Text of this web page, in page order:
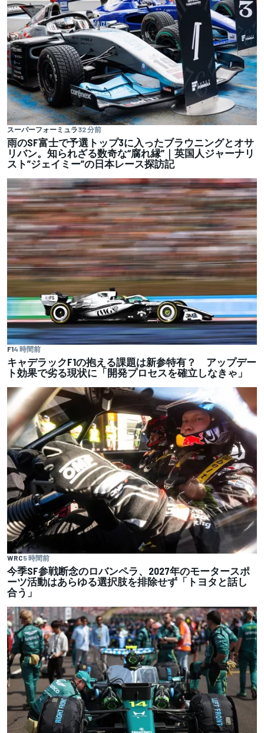
スーパーフォーミュラ32 分前
雨のSF富士で予選トップ3に入ったブラウニングとオサ
リバン。知られざる数奇な“腐れ縁”｜英国人ジャーナリ
スト”ジェイミー”の日本レース探訪記
F14 時間前
キャデラックF1の抱える課題は新参特有？ アップデー
ト効果で劣る現状に「開発プロセスを確立しなきゃ」
WRC5 時間前
今季SF参戦断念のロバンペラ、2027年のモータースポ
ーツ活動はあらゆる選択肢を排除せず「トヨタと話し
合う」